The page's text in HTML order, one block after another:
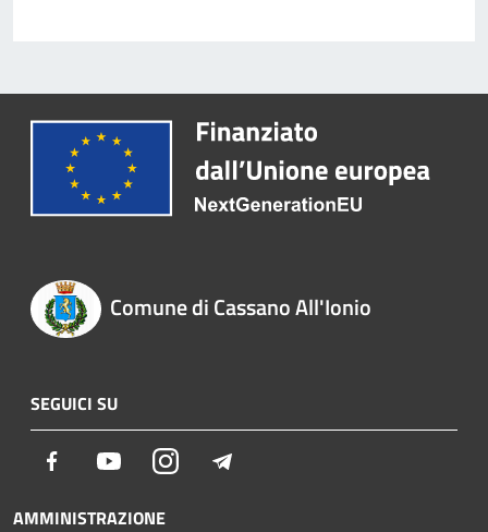
Comune di Cassano All'Ionio
SEGUICI SU
Facebook YoutubeInstagram
AMMINISTRAZIONE